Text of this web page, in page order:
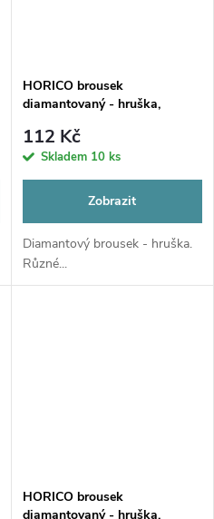
HORICO brousek
diamantovaný - hruška,
112 Kč
Skladem 10 ks
Zobrazit
Diamantový brousek - hruška.
Různé...
HORICO brousek
diamantovaný - hruška,